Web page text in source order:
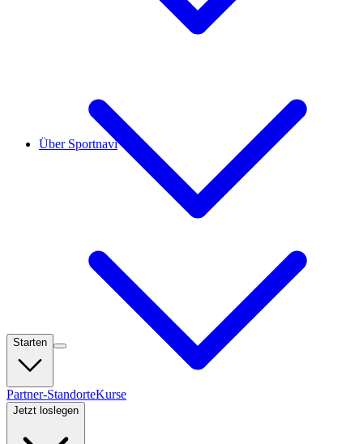
Starten
Partner-StandorteKurse
Jetzt loslegen
Über Sportnavi